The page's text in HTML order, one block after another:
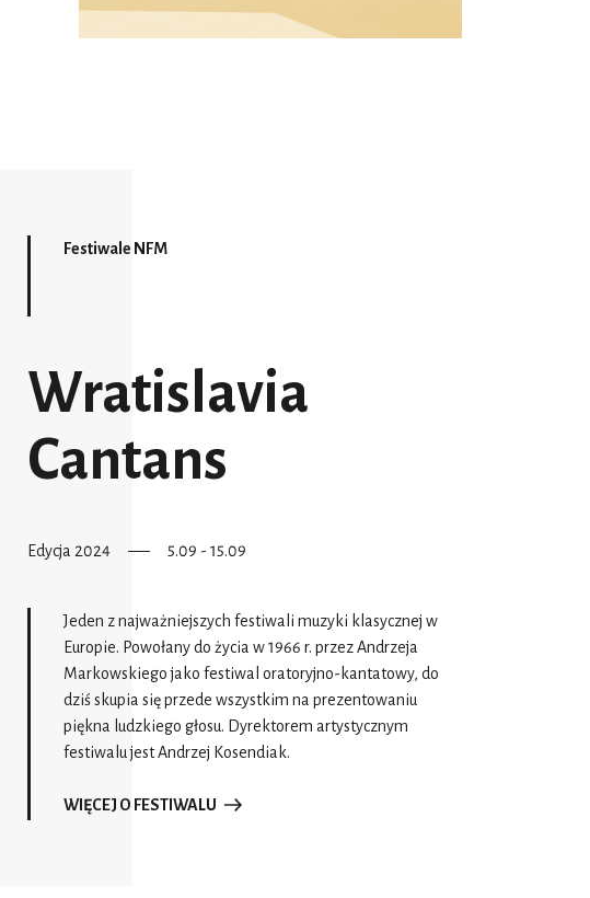
Festiwale NFM
Wratislavia
Cantans
Edycja 2024 5.09 - 15.09
Jeden z najważniejszych festiwali muzyki klasycznej w
Europie. Powołany do życia w 1966 r. przez Andrzeja
Markowskiego jako festiwal oratoryjno-kantatowy, do
dziś skupia się przede wszystkim na prezentowaniu
piękna ludzkiego głosu. Dyrektorem artystycznym
festiwalu jest Andrzej Kosendiak.
WIĘCEJ O FESTIWALU